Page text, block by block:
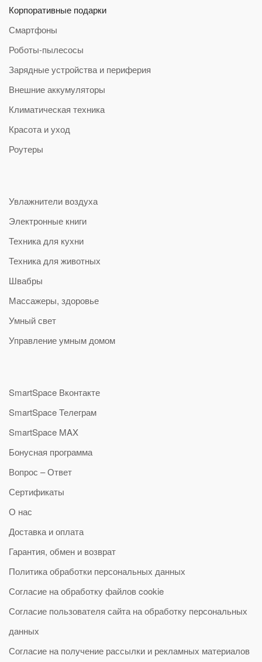
Корпоративные подарки
Смартфоны
Роботы-пылесосы
Зарядные устройства и периферия
Внешние аккумуляторы
Климатическая техника
Красота и уход
Роутеры
Увлажнители воздуха
Электронные книги
Техника для кухни
Техника для животных
Швабры
Массажеры, здоровье
Умный свет
Управление умным домом
SmartSpace Вконтакте
SmartSpace Телеграм
SmartSpace MAX
Бонусная программа
Вопрос – Ответ
Сертификаты
О нас
Доставка и оплата
Гарантия, обмен и возврат
Политика обработки персональных данных
Согласие на обработку файлов cookie
Согласие пользователя сайта на обработку персональных
данных
Согласие на получение рассылки и рекламных материалов